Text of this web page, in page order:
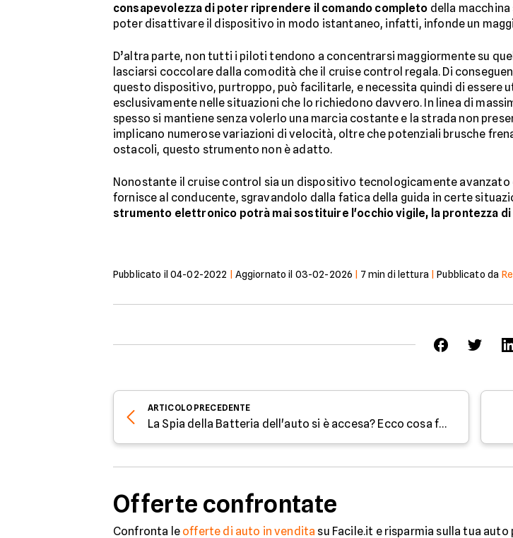
consapevolezza di poter riprendere il comando completo della
poter disattivare il dispositivo in modo istantaneo, infatti, infonde un
D’altra parte, non tutti i piloti tendono a concentrarsi maggiormente su
lasciarsi coccolare dalla comodità che il cruise control regala. Di
questo dispositivo, purtroppo, può facilitarle, e necessita quindi di essere
esclusivamente nelle situazioni che lo richiedono davvero. In linea di
spesso si mantiene senza volerlo una marcia costante e la strada non
implicano numerose variazioni di velocità, oltre che potenziali brusche
ostacoli, questo strumento non è adatto.
Nonostante il cruise control sia un dispositivo tecnologicamente
fornisce al conducente, sgravandolo dalla fatica della guida in certe
strumento elettronico potrà mai sostituire l'occhio vigile, la prontezza
Pubblicato il 04-02-2022 Aggiornato il 03-02-2026 7min di lettura |Pubblicato da
ARTICOLO PRECEDENTE
La Spia della Batteria dell'auto si è accesa? Ecco cosa fare
Offerte confrontate
Confronta le offerte di auto in vendita su Facile.it e risparmia sulla tua